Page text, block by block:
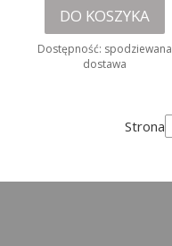
DO KOSZYKA
Dostępność: spodziewana
dostawa
Strona